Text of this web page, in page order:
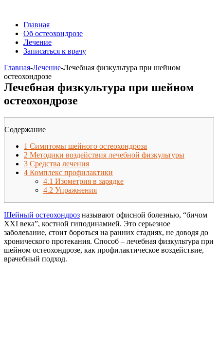
Главная
Об остеохондрозе
Лечение
Записаться к врачу
Главная-Лечение-Лечебная физкультура при шейном
остеохондрозе
Лечебная физкультура при шейном
остеохондрозе
Содержание
1 Симптомы шейного остеохондроза
2 Методики воздействия лечебной физкультуры
3 Средства лечения
4 Комплекс профилактики
4.1 Изометрия в зарядке
4.2 Упражнения
Шейный остеохондроз называют офисной болезнью, “бичом
XXI века”, костной гиподинамией. Это серьезное
заболевание, стоит бороться на ранних стадиях, не доводя до
хронического протекания. Способ – лечебная физкультура при
шейном остеохондрозе, как профилактическое воздействие,
врачебный подход.